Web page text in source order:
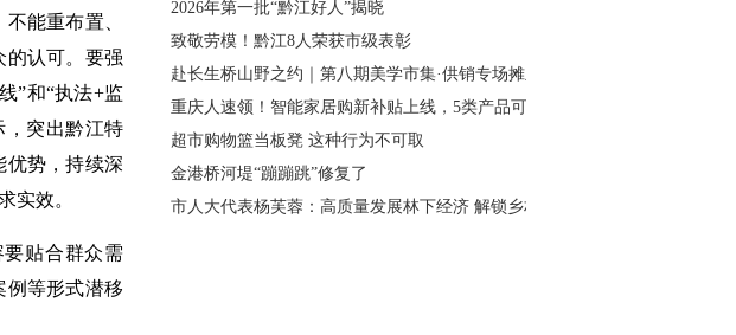
能重布置、
的认可。要强
”和“执法+监
，突出黔江特
优势，持续深
实效。
贴合群众需
例等形式潜移